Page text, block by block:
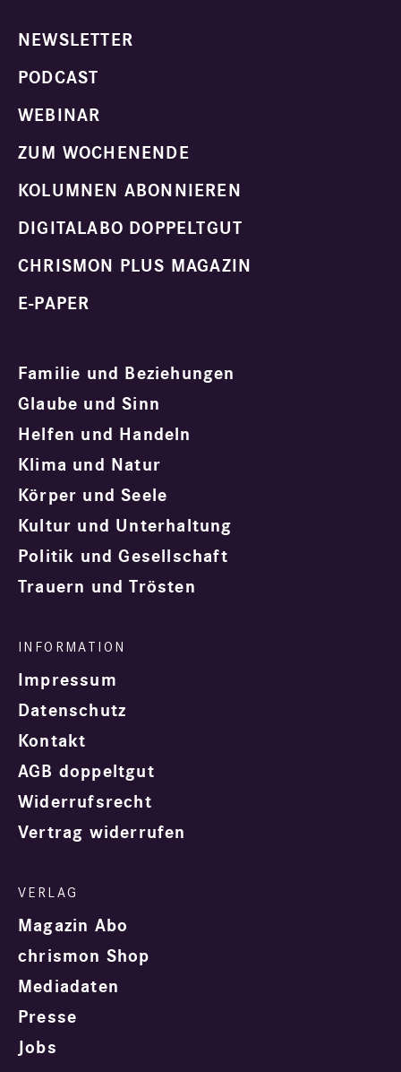
NEWSLETTER
PODCAST
WEBINAR
ZUM WOCHENENDE
KOLUMNEN ABONNIEREN
DIGITALABO DOPPELTGUT
CHRISMON PLUS MAGAZIN
E-PAPER
Familie und Beziehungen
Glaube und Sinn
Helfen und Handeln
Klima und Natur
Körper und Seele
Kultur und Unterhaltung
Politik und Gesellschaft
Trauern und Trösten
Impressum
Datenschutz
Kontakt
AGB doppeltgut
Widerrufsrecht
Vertrag widerrufen
Magazin Abo
chrismon Shop
Mediadaten
Presse
Jobs